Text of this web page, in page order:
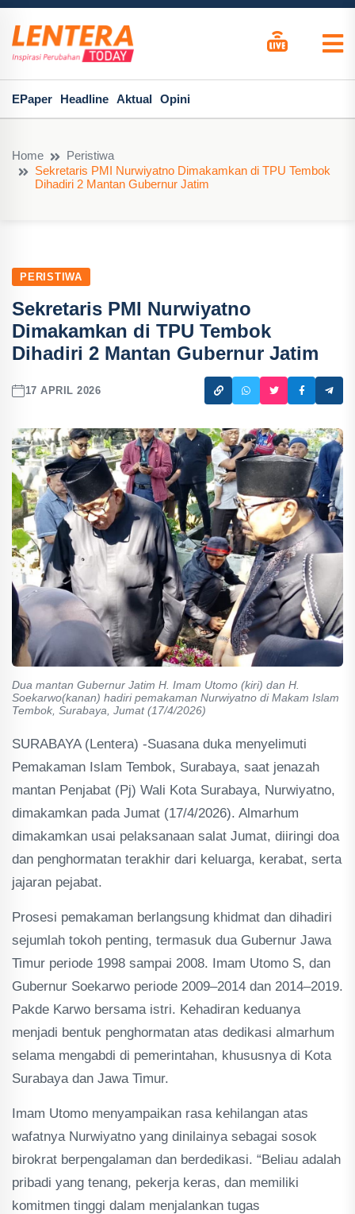
EPaper Headline Aktual Opini
Home
Peristiwa
Sekretaris PMI Nurwiyatno Dimakamkan di TPU Tembok
Dihadiri 2 Mantan Gubernur Jatim
PERISTIWA
Sekretaris PMI Nurwiyatno
Dimakamkan di TPU Tembok
Dihadiri 2 Mantan Gubernur Jatim
17 APRIL 2026
Dua mantan Gubernur Jatim H. Imam Utomo (kiri) dan H.
Soekarwo(kanan) hadiri pemakaman Nurwiyatno di Makam Islam
Tembok, Surabaya, Jumat (17/4/2026)
SURABAYA (Lentera) -Suasana duka menyelimuti
Pemakaman Islam Tembok, Surabaya, saat jenazah
mantan Penjabat (Pj) Wali Kota Surabaya, Nurwiyatno,
dimakamkan pada Jumat (17/4/2026). Almarhum
dimakamkan usai pelaksanaan salat Jumat, diiringi doa
dan penghormatan terakhir dari keluarga, kerabat, serta
jajaran pejabat.
Prosesi pemakaman berlangsung khidmat dan dihadiri
sejumlah tokoh penting, termasuk dua Gubernur Jawa
Timur periode 1998 sampai 2008. Imam Utomo S, dan
Gubernur Soekarwo periode 2009–2014 dan 2014–2019.
Pakde Karwo bersama istri. Kehadiran keduanya
menjadi bentuk penghormatan atas dedikasi almarhum
selama mengabdi di pemerintahan, khususnya di Kota
Surabaya dan Jawa Timur.
Imam Utomo menyampaikan rasa kehilangan atas
wafatnya Nurwiyatno yang dinilainya sebagai sosok
birokrat berpengalaman dan berdedikasi. “Beliau adalah
pribadi yang tenang, pekerja keras, dan memiliki
komitmen tinggi dalam menjalankan tugas